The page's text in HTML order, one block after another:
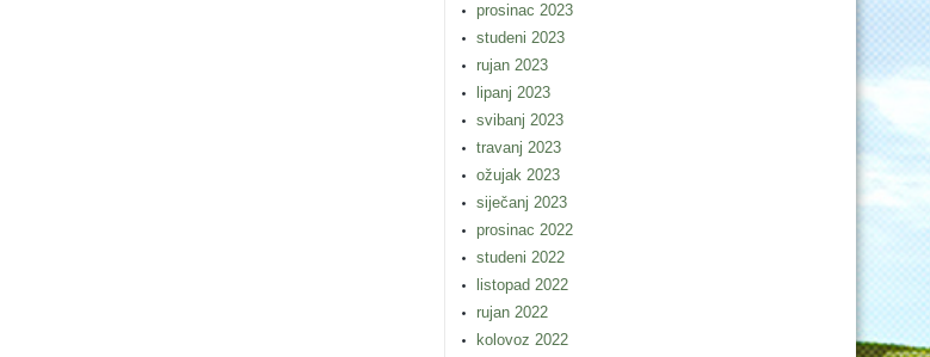
prosinac 2023
studeni 2023
rujan 2023
lipanj 2023
svibanj 2023
travanj 2023
ožujak 2023
siječanj 2023
prosinac 2022
studeni 2022
listopad 2022
rujan 2022
kolovoz 2022